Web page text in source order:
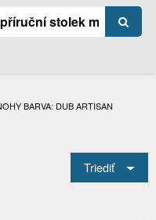
BARVA: DUB ARTISAN
Triediť